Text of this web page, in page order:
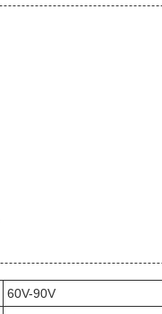
60V-90V